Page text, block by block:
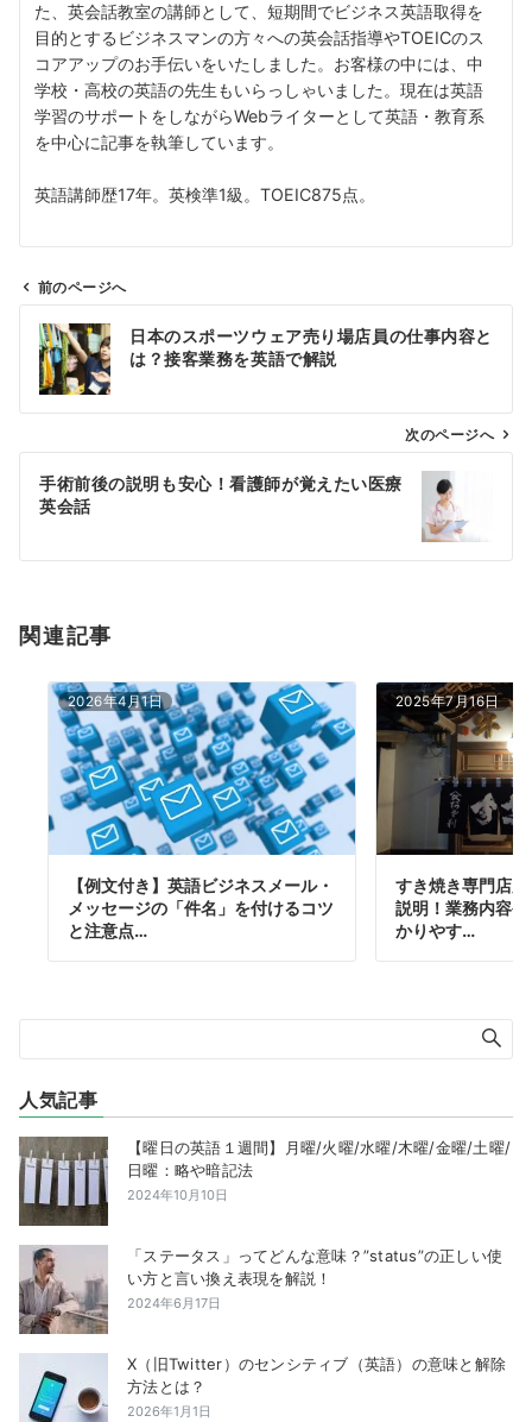
た、英会話教室の講師として、短期間でビジネス英語取得を
目的とするビジネスマンの方々への英会話指導やTOEICのス
コアアップのお手伝いをいたしました。お客様の中には、中
学校・高校の英語の先生もいらっしゃいました。現在は英語
学習のサポートをしながらWebライターとして英語・教育系
を中心に記事を執筆しています。
英語講師歴17年。英検準1級。TOEIC875点。
ビ
ン
前のページへ
日本のスポーツウェア売り場店員の仕事内容と
は？接客業務を英語で解説
次のページへ
手術前後の説明も安心！看護師が覚えたい医療
英会話
関連記事
2026年4月1日
【例文付き】英語ビジネスメール・
メッセージの「件名」を付けるコツ
と注意点…
2025年7月16日
すき焼き専門店
説明！業務内容
かりやす…
人気記事
【曜日の英語１週間】月曜/火曜/水曜/木曜/金曜/土曜/
日曜：略や暗記法
2024年10月10日
「ステータス」ってどんな意味？”status”の正しい使
い方と言い換え表現を解説！
2024年6月17日
X（旧Twitter）のセンシティブ（英語）の意味と解除
方法とは？
2026年1月1日